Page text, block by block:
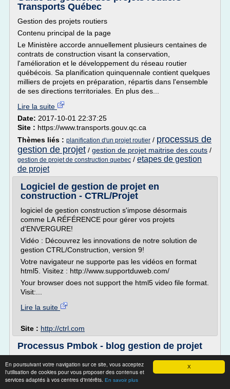
X
En poursuivant votre navigation sur ce site, vous acceptez
l'utilisation de cookies pour vous proposer des contenus et
services adaptés à vos centres d'intérêts. En savoir plus
Transports Québec
Gestion des projets routiers
Contenu principal de la page
Le Ministère accorde annuellement plusieurs centaines de
contrats de construction visant la conservation,
l'amélioration et le développement du réseau routier
québécois. Sa planification quinquennale contient quelques
milliers de projets en préparation, répartis dans l'ensemble
de ses directions territoriales. En plus des...
Lire la suite
Date: 2017-10-01 22:37:25
Site : https://www.transports.gouv.qc.ca
Thèmes liés : planification d'un projet routier / processus de
gestion de projet / gestion de projet maitrise des couts /
gestion de projet de construction quebec / etapes de gestion
de projet
Logiciel de gestion de projet en
construction - CTRL/Projet
logiciel de gestion construction s'impose désormais
comme LA RÉFÉRENCE pour gérer vos projets
d'ENVERGURE!
Vidéo : Découvrez les innovations de notre solution de
gestion CTRL/Construction, version 9!
Votre navigateur ne supporte pas les vidéos en format
html5. Visitez : http://www.supportduweb.com/
Your browser does not support the html5 video file format.
Visit:...
Lire la suite
Site : http://ctrl.com
Processus Pmbok - blog gestion de projet
Le guide Pmbok est une approche orientée processus du
management de projet.